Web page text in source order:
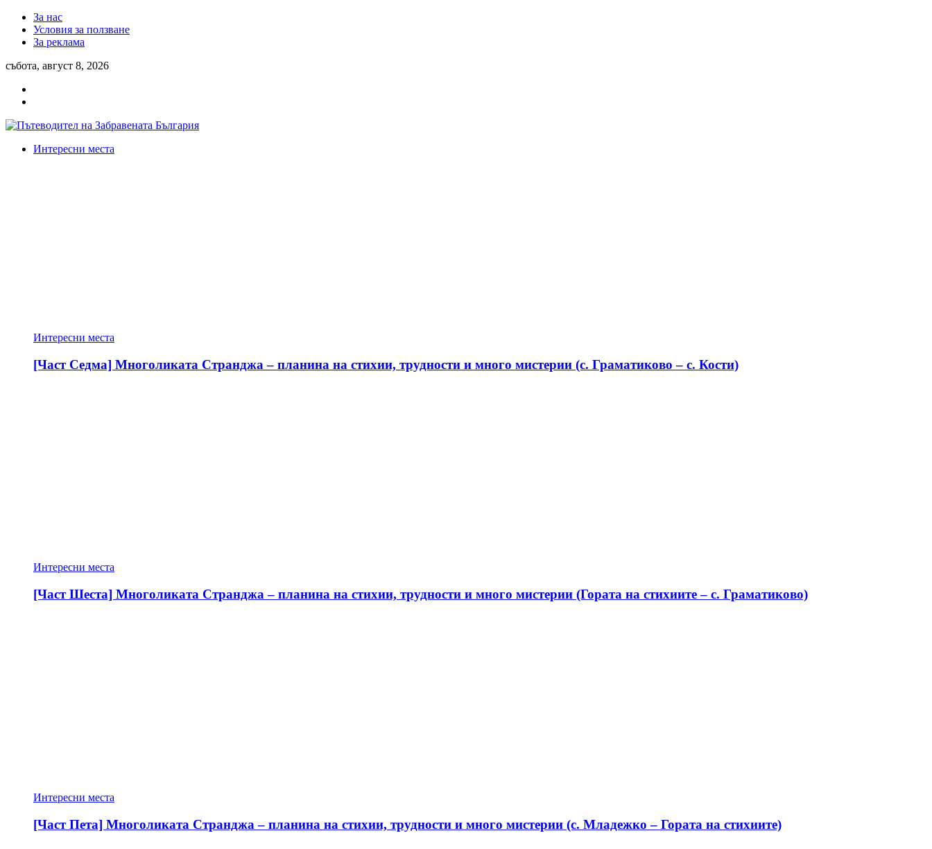
За нас
Условия за ползване
За реклама
събота, август 8, 2026
Интересни места
Интересни места
[Част Седма] Многоликата Странджа – планина на стихии, трудности и много мистерии (с. Граматиково – с. Кости)
Интересни места
[Част Шеста] Многоликата Странджа – планина на стихии, трудности и много мистерии (Гората на стихиите – с. Граматиково)
Интересни места
[Част Пета] Многоликата Странджа – планина на стихии, трудности и много мистерии (с. Младежко – Гората на стихиите)